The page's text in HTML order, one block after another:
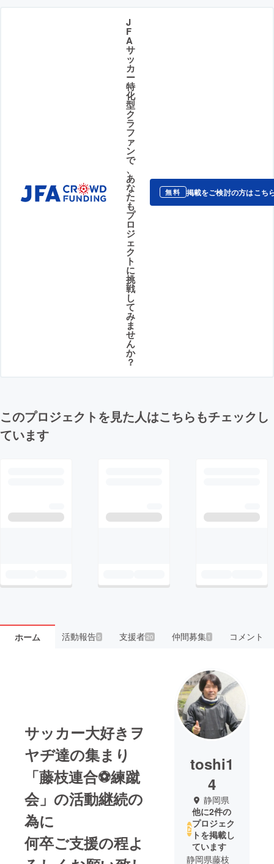
J
F
A
サ
ッ
カ
ー
特
化
型
ク
ラ
フ
ァ
ン
で
、
あ
な
た
も
プ
ロ
ジ
ェ
ク
ト
に
挑
戦
し
て
み
ま
せ
ん
か
？
無料 掲載をご検討の方はこち
このプロジェクトを見た人はこちらもチェックし
ています
ホーム 活動報告5 支援者20 仲間募集 1 コメント
サッカー大好きヲ
ヤヂ達の集まり
「藤枝連合⚽練蹴
会」の活動継続の
為に
何卒ご支援の程よ
toshi1
4
静岡県
他に2件の
プロジェク
トを掲載し
ています
静岡県藤枝